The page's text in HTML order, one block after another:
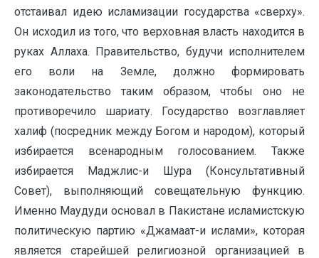
отстаивал идею исламизации государства «сверху».
Он исходил из того, что верховная власть находится в
руках Аллаха. Правительство, будучи исполнителем
его воли на Земле, должно формировать
законодательство таким образом, чтобы оно не
противоречило шариату. Государство возглавляет
халиф (посредник между Богом и народом), который
избирается всенародным голосованием. Также
избирается Маджлис-и Шура (Консультативный
Совет), выполняющий совещательную функцию.
Именно Маудуди основал в Пакистане исламистскую
политическую партию «Джамаат-и ислами», которая
является старейшей религиозной организацией в